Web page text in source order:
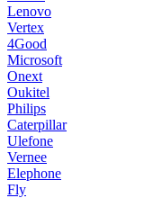
Lenovo
Vertex
4Good
Microsoft
Onext
Oukitel
Philips
Caterpillar
Ulefone
Vernee
Elephone
Fly